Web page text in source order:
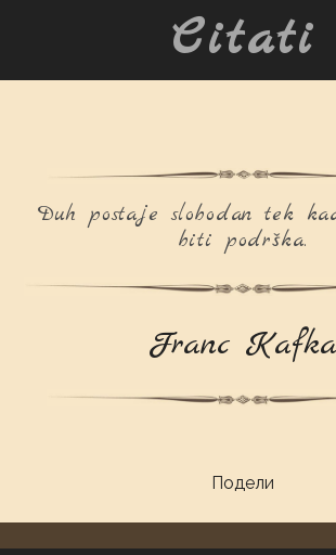
Citati
Duh postaje slobodan tek
biti podrška.
Franc Kafka
Подели